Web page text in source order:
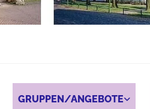
GRUPPEN/ANGEBOTE